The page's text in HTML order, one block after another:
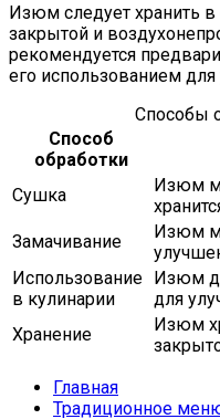
Изюм следует хранить в
закрытой и
рекомендуется
его использованием
Способы
Способ
обработки
Сушка
Изюм
Замачивание
Изюм
Использование
в кулинарии
Изюм
для
Хранение
Изюм
Главная
Традиционное